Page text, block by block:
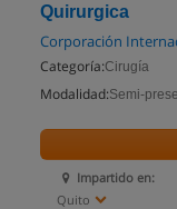
Quirurgica
Corporación
Categoría:Cirugía
Modalidad:Semi-
Impartido en:
Quito